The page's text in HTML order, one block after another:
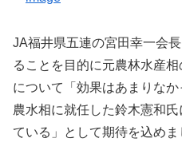
JA福井県五連の宮田幸一会
ることを目的に元農林水産
について「効果はあまりな
農水相に就任した鈴木憲和
ている」として期待を込めま